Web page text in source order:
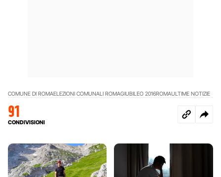
COMUNE DI ROMAELEZIONI COMUNALI ROMAGIUBILEO 2016ROMAULTIME NOTIZIE
91
CONDIVISIONI